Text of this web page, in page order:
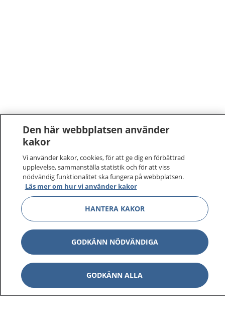
Den här webbplatsen använder
kakor
Vi använder kakor, cookies, för att ge dig en förbättrad
upplevelse, sammanställa statistik och för att viss
nödvändig funktionalitet ska fungera på webbplatsen.
Läs mer om hur vi använder kakor
HANTERA KAKOR
GODKÄNN NÖDVÄNDIGA
GODKÄNN ALLA